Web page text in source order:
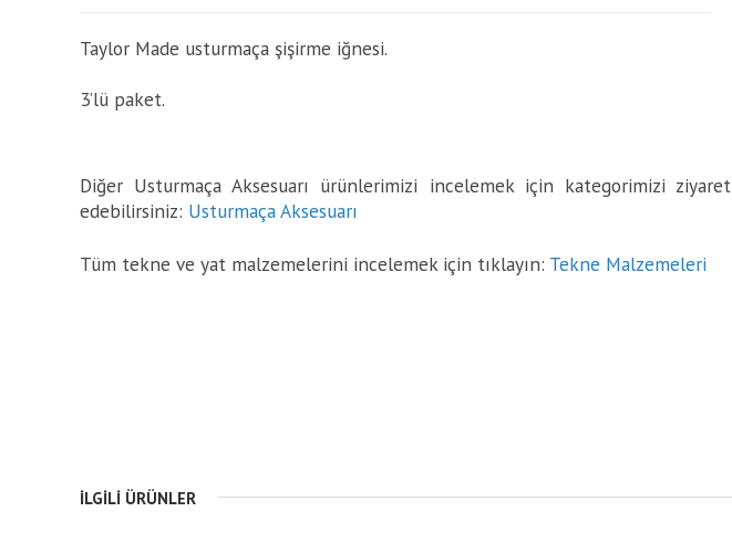
Taylor Made usturmaça şişirme iğnesi.
3’lü paket.
Diğer Usturmaça Aksesuarı ürünlerimizi incelemek için kategorimizi ziyaret
edebilirsiniz: Usturmaça Aksesuarı
Tüm tekne ve yat malzemelerini incelemek için tıklayın: Tekne Malzemeleri
İLGILI ÜRÜNLER